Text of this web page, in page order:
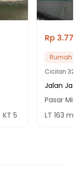
KT 5
Rp
Rumah
Cicilan
Jalan Jati
Pasar
LT 163 m²